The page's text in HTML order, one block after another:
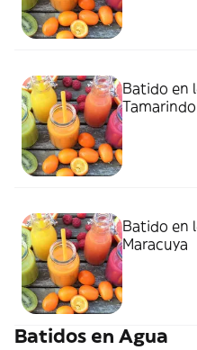
Batido en
Tamarindo
Batido en
Maracuya
Batidos en Agua